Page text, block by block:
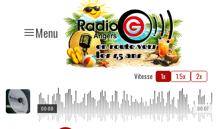
Menu
Vitesse : 1x 1.5x 2x
00:07
00:00